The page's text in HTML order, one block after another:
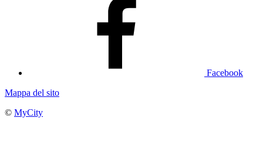
Facebook
Mappa del sito
© MyCity